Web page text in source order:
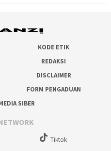
KODE ETIK
REDAKSI
DISCLAIMER
FORM PENGADUAN
SIBER
Tiktok